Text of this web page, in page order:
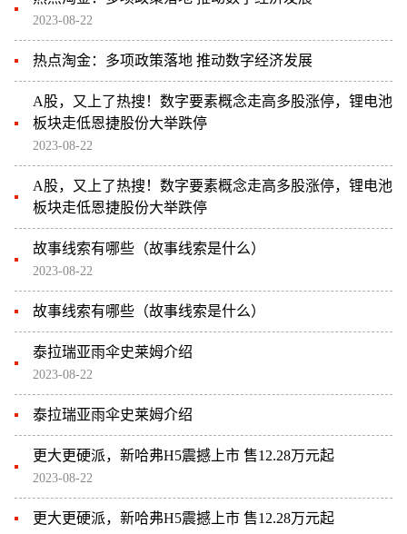
2023-08-22
热点淘金：多项政策落地 推动数字经济发展
A股，又上了热搜！数字要素概念走高多股涨停，锂电池
板块走低恩捷股份大举跌停
2023-08-22
A股，又上了热搜！数字要素概念走高多股涨停，锂电池
板块走低恩捷股份大举跌停
故事线索有哪些（故事线索是什么）
2023-08-22
故事线索有哪些（故事线索是什么）
泰拉瑞亚雨伞史莱姆介绍
2023-08-22
泰拉瑞亚雨伞史莱姆介绍
更大更硬派，新哈弗H5震撼上市 售12.28万元起
2023-08-22
更大更硬派，新哈弗H5震撼上市 售12.28万元起